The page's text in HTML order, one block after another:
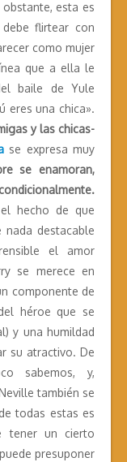
esta es
flirtear con
como mujer
que a ella le
baile de Yule
eres una chica».
y las chicas-
se expresa muy
se enamoran,
.
el hecho de que
nada destacable
el amor
se merece en
componente de
héroe que se
y una humildad
su atractivo. De
sabemos, y,
también se
todas estas es
tener un cierto
presuponer